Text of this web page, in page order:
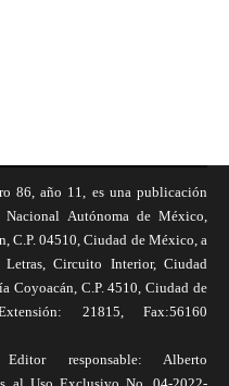
86, año 11, es una publicación
Autónoma de México,
C.P. 04510, Ciudad de México, a
Circuito Interior, Ciudad
Coyoacán, C.P. 4510, Ciudad de
21815, Fax:56160
Editor responsable: Alberto